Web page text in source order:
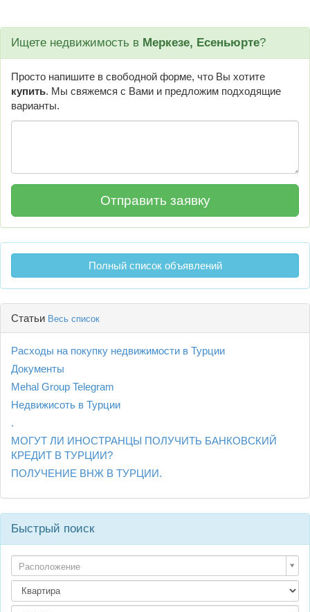
Ищете недвижимость в Меркезе, Есеньюрте?
Просто напишите в свободной форме, что Вы хотите
купить. Мы свяжемся с Вами и предложим подходящие
варианты.
Полный список объявлений
Статьи Весь список
Расходы на покупку недвижимости в Турции
Документы
Mehal Group Telegram
Недвижисоть в Турции
.
МОГУТ ЛИ ИНОСТРАНЦЫ ПОЛУЧИТЬ БАНКОВСКИЙ
КРЕДИТ В ТУРЦИИ?
ПОЛУЧЕНИЕ ВНЖ В ТУРЦИИ.
Быстрый поиск
Расположение